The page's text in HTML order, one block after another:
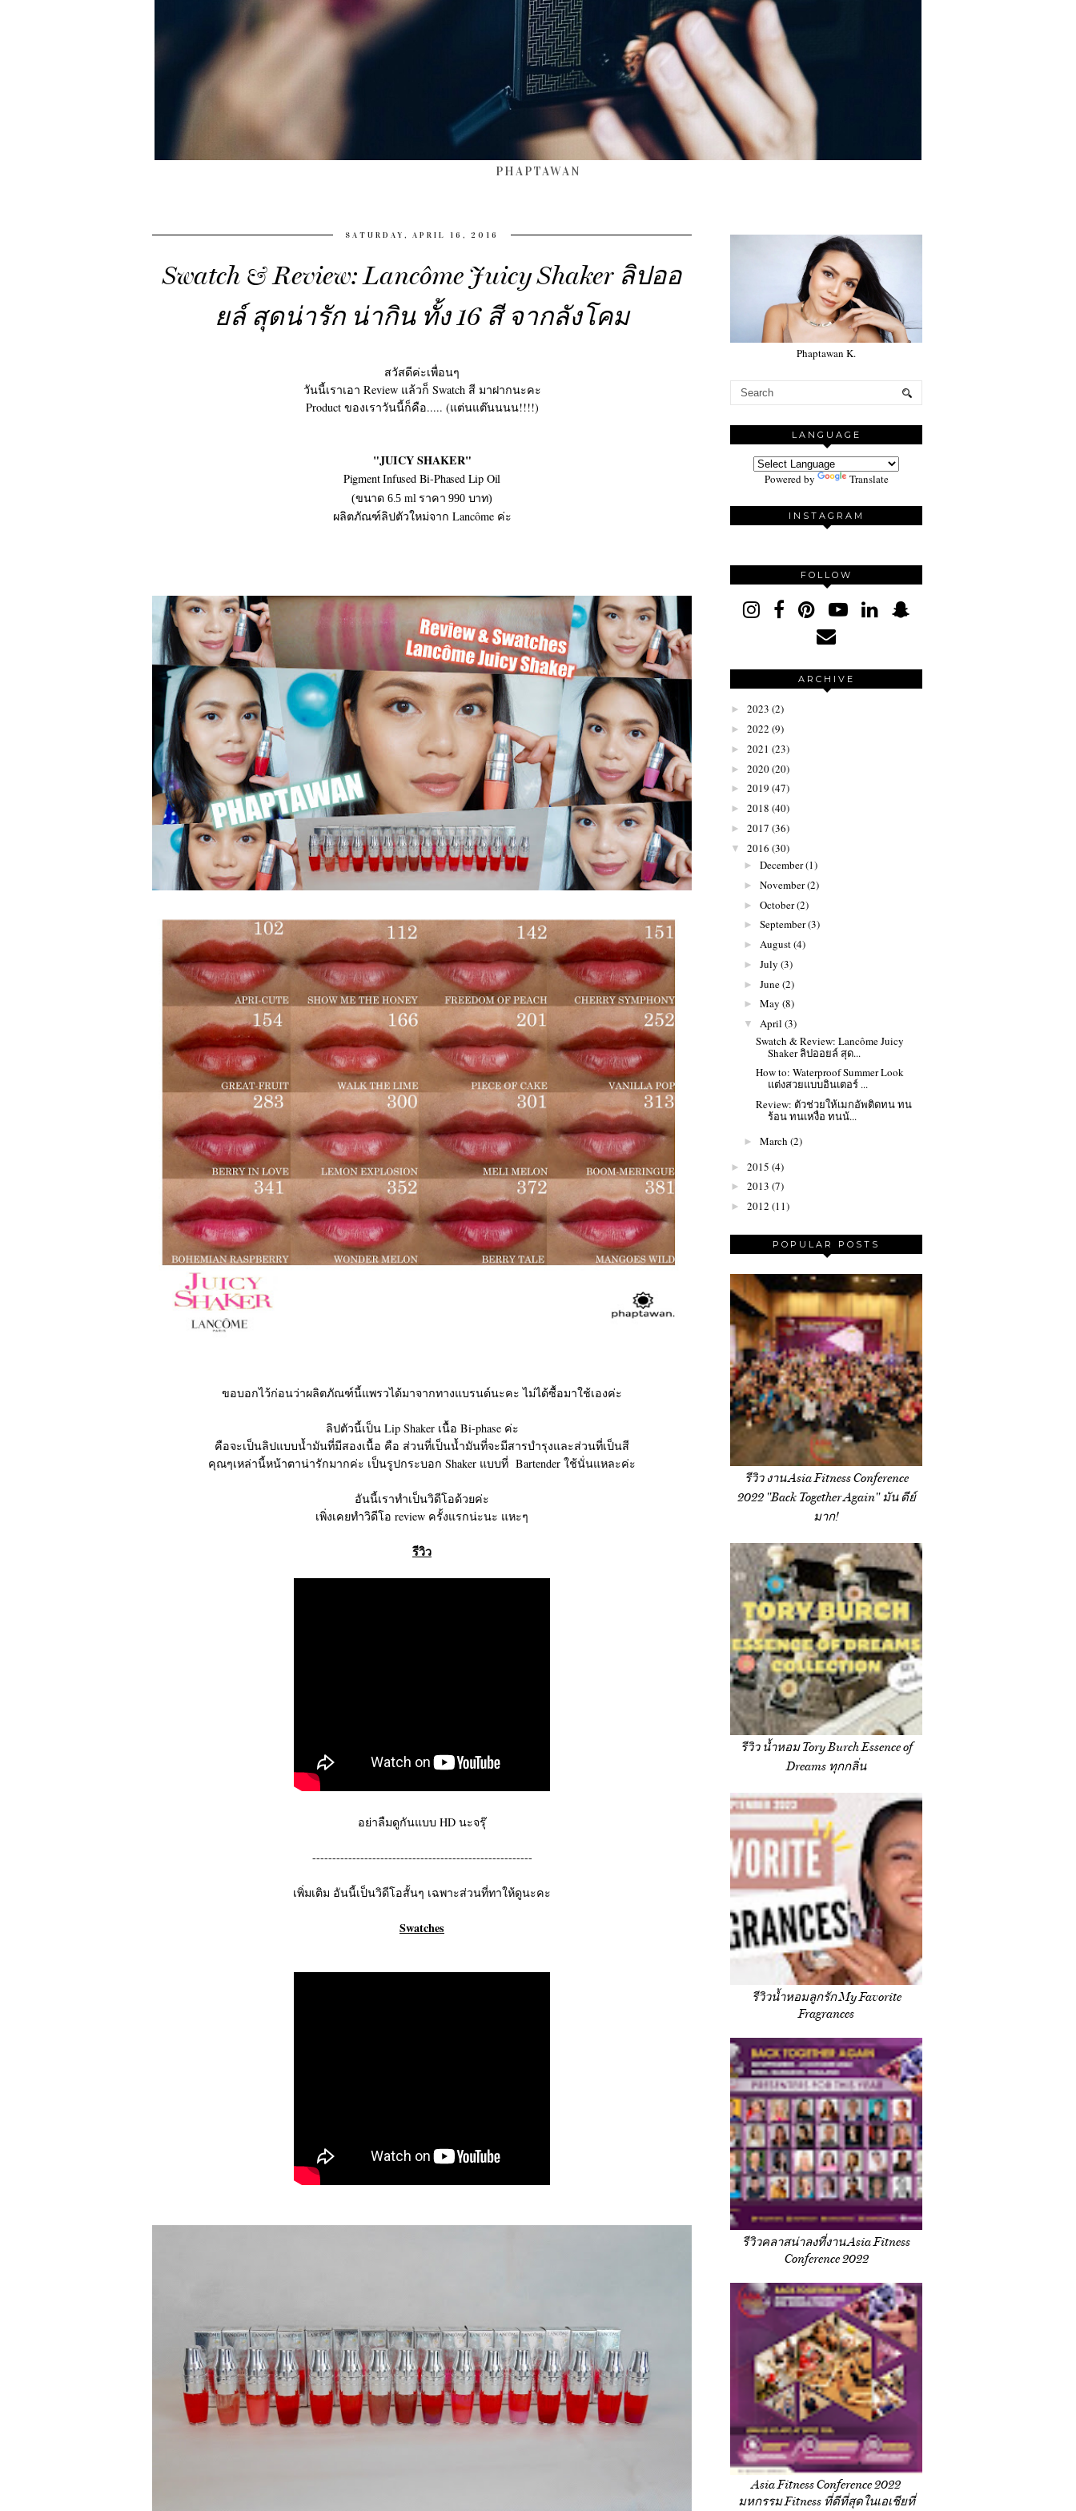
PHAPTAWAN
SATURDAY, APRIL 16, 2016
Swatch & Review: Lancôme Juicy Shaker ลิปออ
ยล์ สุดน่ารัก น่ากิน ทั้ง 16 สี จากลังโคม
สวัสดีค่ะเพื่อนๆ
วันนี้เราเอา Review แล้วก็ Swatch สี มาฝากนะคะ
Product ของเราวันนี้ก็คือ..... (แต่นแต๊นนนน!!!!)
"JUICY SHAKER"
Pigment Infused Bi-Phased Lip Oil
(ขนาด 6.5 ml ราคา 990 บาท)
ผลิตภัณฑ์ลิปตัวใหม่จาก Lancôme ค่ะ
ขอบอกไว้ก่อนว่าผลิตภัณฑ์นี้แพรวได้มาจากทางแบรนด์นะคะ ไม่ได้ซื้อมาใช้เองค่ะ
ลิปตัวนี้เป็น Lip Shaker เนื้อ Bi-phase ค่ะ
คือจะเป็นลิปแบบน้ำมันที่มีสองเนื้อ คือ ส่วนที่เป็นน้ำมันที่จะมีสารบำรุงและส่วนที่เป็นสี
คุณๆเหล่านี้หน้าตาน่ารักมากค่ะ เป็นรูปกระบอก Shaker แบบที่ Bartender ใช้นั่นแหละค่ะ
อันนี้เราทำเป็นวิดีโอด้วยค่ะ
เพิ่งเคยทำวิดีโอ review ครั้งแรกน่ะนะ แหะๆ
รีวิว
อย่าลืมดูกันแบบ HD นะจรุ๊
-------------------------------------------------------
เพิ่มเติม อันนี้เป็นวิดีโอสั้นๆ เฉพาะส่วนที่ทาให้ดูนะคะ
Swatches
Phaptawan K.
LANGUAGE
Powered by Translate
INSTAGRAM
FOLLOW
ARCHIVE
► 2023 (2)
► 2022 (9)
► 2021 (23)
► 2020(20)
► 2019 (47)
► 2018 (40)
► 2017 (36)
▼ 2016 (30)
► December(1)
► November(2)
► October(2)
► September(3)
► August(4)
► July (3)
► June(2)
► May (8)
▼ April (3)
Swatch & Review: Lancôme Juicy
Shaker ลิปออยล์ สุด...
How to: Waterproof Summer Look
แต่งสวยแบบอินเตอร์ ...
Review: ตัวช่วยให้เมกอัพติดทน ทน
ร้อน ทนเหงื่อ ทนน้...
► March (2)
► 2015 (4)
► 2013 (7)
► 2012 (11)
POPULAR POSTS
รีวิว งาน Asia Fitness Conference
2022 "Back Together Again" มัน ดีย์
มาก!
รีวิว น้ำหอม Tory Burch Essence of
Dreams ทุกกลิ่น
รีวิวน้ำหอมลูกรัก My Favorite
Fragrances
รีวิวคลาสน่าลงที่งาน Asia Fitness
Conference 2022
Asia Fitness Conference 2022
มหกรรม Fitness ที่ดีที่สุดในเอเชียที่